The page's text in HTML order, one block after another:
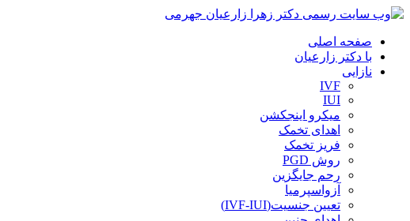
صفحه اصلی
با دکتر زارعیان
نازایی
IVF
IUI
میکرو اینجکشن
اهدای تخمک
فریز تخمک
روش PGD
رحم جایگزین
آزواسپرمیا
تعیین جنسیت(IVF-IUI)